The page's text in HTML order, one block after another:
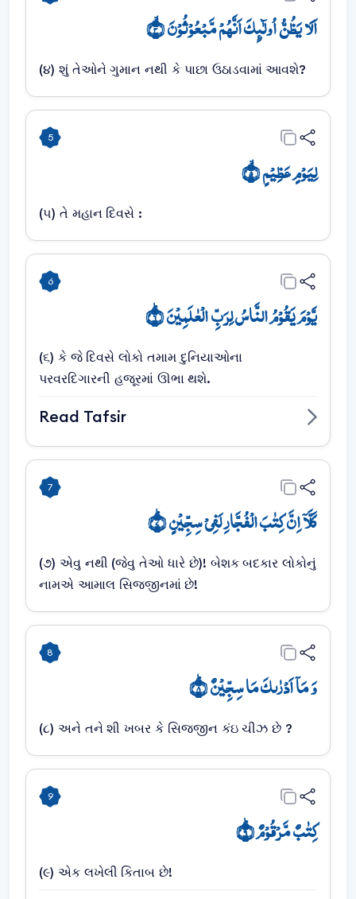
اَلَا یَظُنُّ اُولٰٓئِکَ اَنَّہُمۡ مَّبۡعُوۡثُوۡنَ ۙ﴿۴﴾
(૪) શું તેઓને ગુમાન નથી કે પાછા ઉઠાડવામાં આવશે?
5
لِیَوۡمٍ عَظِیۡمٍ ۙ﴿۵﴾
(૫) તે મહાન દિવસે :
6
یَّوۡمَ یَقُوۡمُ النَّاسُ لِرَبِّ الۡعٰلَمِیۡنَ ؕ﴿۶﴾
(૬) કે જે દિવસે લોકો તમામ દુનિયાઓના
પરવરદિગારની હજૂરમાં ઊભા થશે.
Read Tafsir
7
کَلَّاۤ اِنَّ کِتٰبَ الۡفُجَّارِ لَفِیۡ سِجِّیۡنٍ ؕ﴿۷﴾
(૭) એવુ નથી (જેવુ તેઓ ધારે છે)! બેશક બદકાર લોકોનું
નામએ આમાલ સિજ્જીનમાં છે!
8
وَ مَاۤ اَدۡرٰىکَ مَا سِجِّیۡنٌ ؕ﴿۸﴾
(૮) અને તને શી ખબર કે સિજ્જીન કંઇ ચીઝ છે ?
9
کِتٰبٌ مَّرۡقُوۡمٌ ؕ﴿۹﴾
(૯) એક લખેલી કિતાબ છે!